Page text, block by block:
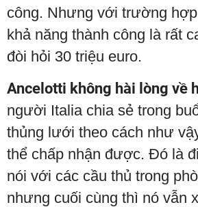
công. Nhưng với trường
khả năng thành công là rất
đòi hỏi 30 triệu euro.
Ancelotti không hài lòng về
người Italia chia sẻ trong
thủng lưới theo cách như
thể chấp nhận được. Đó là
nói với các cầu thủ trong
nhưng cuối cùng thì nó vẫn